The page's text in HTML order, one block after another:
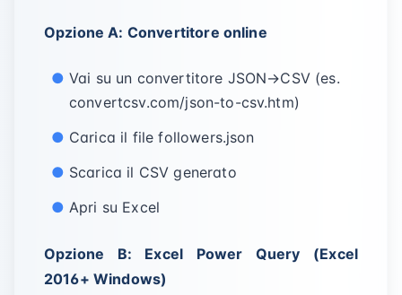
Opzione A: Convertitore online
Vai su un convertitore JSON→CSV (es.
convertcsv.com/json-to-csv.htm)
Carica il file followers.json
Scarica il CSV generato
Apri su Excel
Opzione B: Excel Power Query (Excel
2016+ Windows)